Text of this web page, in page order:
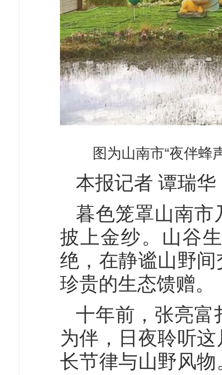
图为山南市“夜伴蜂
本报记者 谭瑞华
暮色笼罩山南市
披上金纱。山谷
绝，在静谧山野
珍贵的生态馈赠。
十年前，张亮富
为伴，日夜聆听
长节律与山野风